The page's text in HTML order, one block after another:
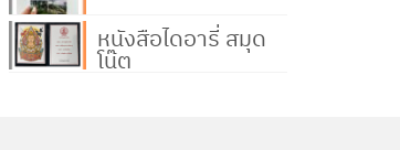
หนังสือไดอารี่ สมุด
โน๊ต